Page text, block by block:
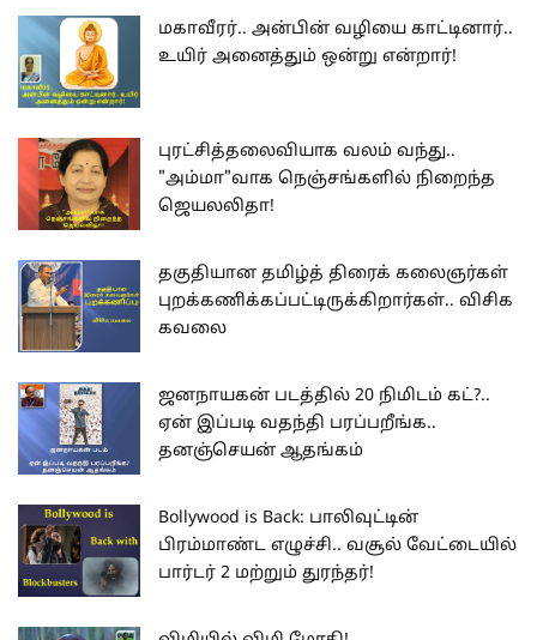
மகாவீரர்.. அன்பின் வழியை காட்டினார்..
உயிர் அனைத்தும் ஒன்று என்றார்!
புரட்சித்தலைவியாக வலம் வந்து..
"அம்மா"வாக நெஞ்சங்களில் நிறைந்த
ஜெயலலிதா!
தகுதியான தமிழ்த் திரைக் கலைஞர்கள்
புறக்கணிக்கப்பட்டிருக்கிறார்கள்.. விசிக
கவலை
ஜனநாயகன் படத்தில் 20 நிமிடம் கட்?..
ஏன் இப்படி வதந்தி பரப்பறீங்க..
தனஞ்செயன் ஆதங்கம்
Bollywood is Back: பாலிவுட்டின்
பிரம்மாண்ட எழுச்சி.. வசூல் வேட்டையில்
பார்டர் 2 மற்றும் துரந்தர்!